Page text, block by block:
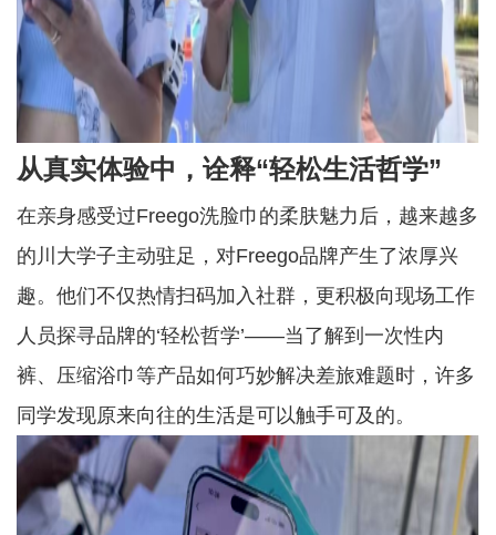
从真实体验中 ， 诠释“轻松生活哲学”
在亲身感受过Freego洗脸巾的柔肤魅力后，越来越多
的川大学子主动驻足，对Freego品牌产生了浓厚兴
趣。他们不仅热情扫码加入社群，更积极向现场工作
人员探寻品牌的‘轻松哲学’——当了解到一次性内
裤、压缩浴巾等产品如何巧妙解决差旅难题时，许多
同学发现原来向往的生活是可以触手可及的。